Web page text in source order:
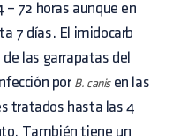
– 72 horas aunque en
7 días. El imidocarb
las garrapatas del
por B. canisen las
tratados hasta las 4
También tiene un